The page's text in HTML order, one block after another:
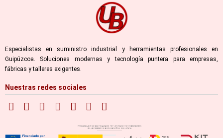
Especialistas en suministro industrial y herramientas profesionales en
Guipúzcoa. Soluciones modernas y tecnología puntera para empresas,
fábricas y talleres exigentes.
Nuestras redes sociales